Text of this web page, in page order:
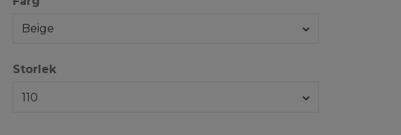
Beige
Storlek
110